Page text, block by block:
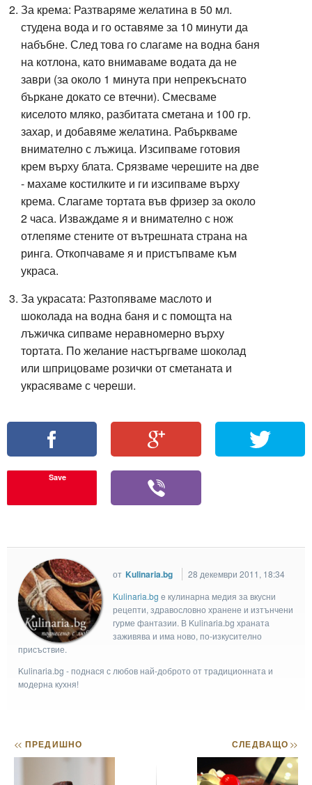
За крема: Разтваряме желатина в 50 мл.
студена вода и го оставяме за 10 минути да
набъбне. След това го слагаме на водна баня
на котлона, като внимаваме водата да не
заври (за около 1 минута при непрекъснато
бъркане докато се втечни). Смесваме
киселото мляко, разбитата сметана и 100 гр.
захар, и добавяме желатина. Рабъркваме
внимателно с лъжица. Изсипваме готовия
крем върху блата. Срязваме черешите на две
- махаме костилките и ги изсипваме върху
крема. Слагаме тортата във фризер за около
2 часа. Изваждаме я и внимателно с нож
отлепяме стените от вътрешната страна на
ринга. Откопчаваме я и пристъпваме към
украса.
За украсата: Разтопяваме маслото и
шоколада на водна баня и с помощта на
лъжичка сипваме неравномерно върху
тортата. По желание настъргваме шоколад
или шприцоваме розички от сметаната и
украсяваме с череши.
Save
от Kulinaria.bg
28 декември 2011, 18:34
Kulinaria.bg e кулинарна медия за вкусни
рецепти, здравословно хранене и изтънчени
гурме фантазии. В Kulinaria.bg храната
заживява и има ново, по-изкусително
присъствие.
Kulinaria.bg - поднася с любов най-доброто от традиционната и
модерна кухня!
<< ПРЕДИШНО СЛЕДВАЩО>>